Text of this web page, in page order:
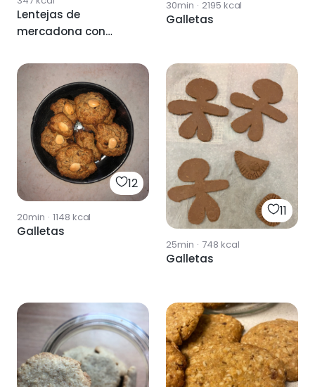
Lentejas de
mercadona con
30min · 2195 kcal
Galletas
12
20min · 1148 kcal
Galletas
11
25min · 748 kcal
Galletas